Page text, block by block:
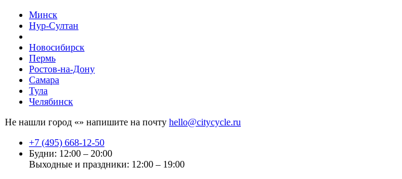
Минск
Нур-Султан
Новосибирск
Пермь
Ростов-на-Дону
Самара
Тула
Челябинск
Не нашли город «» напишите на почту hello@citycycle.ru
+7 (495) 668-12-50
Будни: 12:00 – 20:00
Выходные и праздники: 12:00 – 19:00